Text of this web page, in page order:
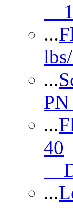
...
...
...
40
...